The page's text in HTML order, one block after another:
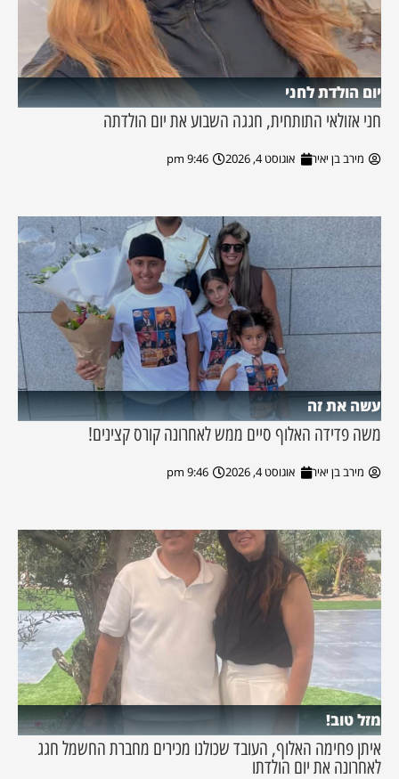
יום הולדת לחני
חני אזולאי התותחית, חגגה השבוע את יום הולדתה
מירב בן יאיר אוגוסט 4, 2026 9:46 pm
עשה את זה
משה פדידה האלוף סיים ממש לאחרונה קורס קצינים!
מירב בן יאיר אוגוסט 4, 2026 9:46 pm
מזל טוב!
איתן פחימה האלוף, העובד שכולנו מכירים מחברת החשמל חגג
לאחרונה את יום הולדתו